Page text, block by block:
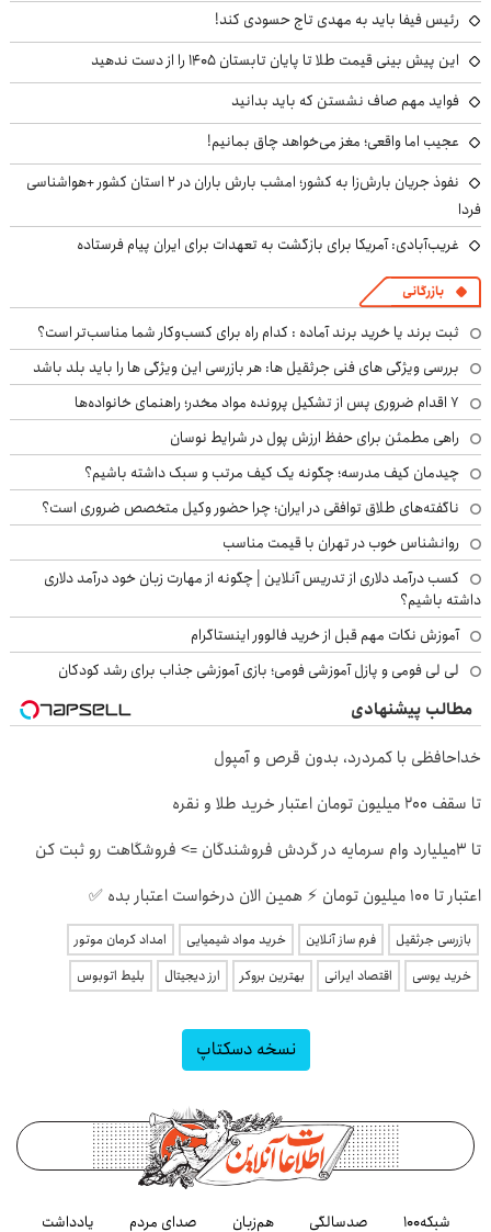
رئیس فیفا باید به مهدی تاج حسودی کند!
این پیش بینی قیمت طلا تا پایان تابستان ۱۴۰۵ را از دست ندهید
فواید مهم صاف نشستن که باید بدانید
عجیب اما واقعی؛ مغز می‌خواهد چاق بمانیم!
نفوذ جریان بارش‌زا به کشور؛ امشب بارش باران در ۲ استان کشور +هواشناسی
فردا
غریب‌آبادی: آمریکا برای بازگشت به تعهدات برای ایران پیام فرستاده
بازرگانی
ثبت برند یا خرید برند آماده : کدام راه برای کسب‌وکار شما مناسب‌تر است؟
بررسی ویژگی های فنی جرثقیل ها: هر بازرسی این ویژگی ها را باید بلد باشد
۷ اقدام ضروری پس از تشکیل پرونده مواد مخدر؛ راهنمای خانواده‌ها
راهی مطمئن برای حفظ ارزش پول در شرایط نوسان
چیدمان کیف مدرسه؛ چگونه یک کیف مرتب و سبک داشته باشیم؟
ناگفته‌های طلاق توافقی در ایران؛ چرا حضور وکیل متخصص ضروری است؟
روانشناس خوب در تهران با قیمت مناسب
کسب درآمد دلاری از تدریس آنلاین | چگونه از مهارت زبان خود درآمد دلاری
داشته باشیم؟
آموزش نکات مهم قبل از خرید فالوور اینستاگرام
لی لی فومی و پازل آموزشی فومی؛ بازی آموزشی جذاب برای رشد کودکان
مطالب پیشنهادی
خداحافظی با کمردرد، بدون قرص و آمپول
تا سقف 2۰۰ میلیون تومان اعتبار خرید طلا و نقره
تا 3میلیارد وام سرمایه در گردش فروشندگان => فروشگاهت رو ثبت کن
اعتبار تا ۱۰۰ میلیون تومان ⚡ همین الان درخواست اعتبار بده ✅
بازرسی جرثقیل فرم ساز آنلاین خرید مواد شیمیایی
امداد کرمان موتور
خرید یوسی
اقتصاد ایرانی بهترین بروکر ارز دیجیتال بلیط اتوبوس
نسخه دسکتاپ
شبکه۱۰۰ صدسالگی هم‌زبان صدای مردم یادداشت